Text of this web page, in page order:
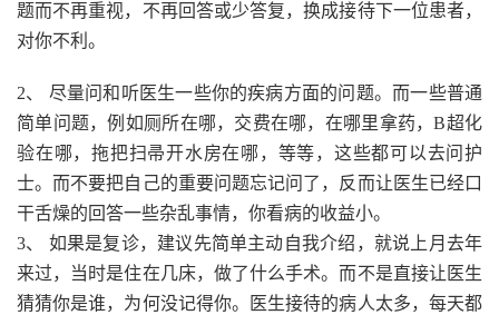
题而不再重视，不再回答或少答复，换成接待下一位患者，
对你不利。
2、 尽量问和听医生一些你的疾病方面的问题。而一些普通
简单问题，例如厕所在哪，交费在哪，在哪里拿药，B超化
验在哪，拖把扫帚开水房在哪，等等，这些都可以去问护
士。而不要把自己的重要问题忘记问了，反而让医生已经口
干舌燥的回答一些杂乱事情，你看病的收益小。
3、 如果是复诊，建议先简单主动自我介绍，就说上月去年
来过，当时是住在几床，做了什么手术。而不是直接让医生
猜猜你是谁，为何没记得你。医生接待的病人太多，每天都